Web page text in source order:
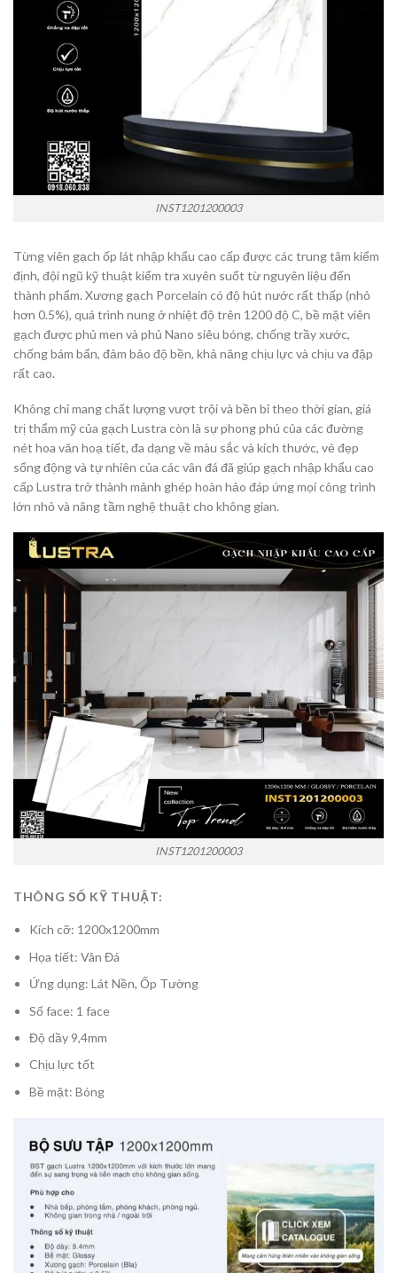
INST1201200003
Từng viên gạch ốp lát nhập khẩu cao cấp được các trung tâm kiểm
định, đội ngũ kỹ thuật kiểm tra xuyên suốt từ nguyên liệu đến
thành phẩm. Xương gạch Porcelain có độ hút nước rất thấp (nhỏ
hơn 0.5%), quá trình nung ở nhiệt độ trên 1200 độ C, bề mặt viên
gạch được phủ men và phủ Nano siêu bóng, chống trầy xước,
chống bám bẩn, đảm bảo độ bền, khả năng chịu lực và chịu va đập
rất cao.
Không chỉ mang chất lượng vượt trội và bền bỉ theo thời gian, giá
trị thẩm mỹ của gạch Lustra còn là sự phong phú của các đường
nét hoa văn hoạ tiết, đa dạng về màu sắc và kích thước, vẻ đẹp
sống động và tự nhiên của các vân đá đã giúp gạch nhập khẩu cao
cấp Lustra trở thành mảnh ghép hoàn hảo đáp ứng mọi công trình
lớn nhỏ và nâng tầm nghệ thuật cho không gian.
INST1201200003
THÔNG SỐ KỸ THUẬT:
Kích cỡ: 1200x1200mm
Họa tiết: Vân Đá
Ứng dụng: Lát Nền, Ốp Tường
Số face: 1 face
Độ dầy 9,4mm
Chịu lực tốt
Bề mặt: Bóng